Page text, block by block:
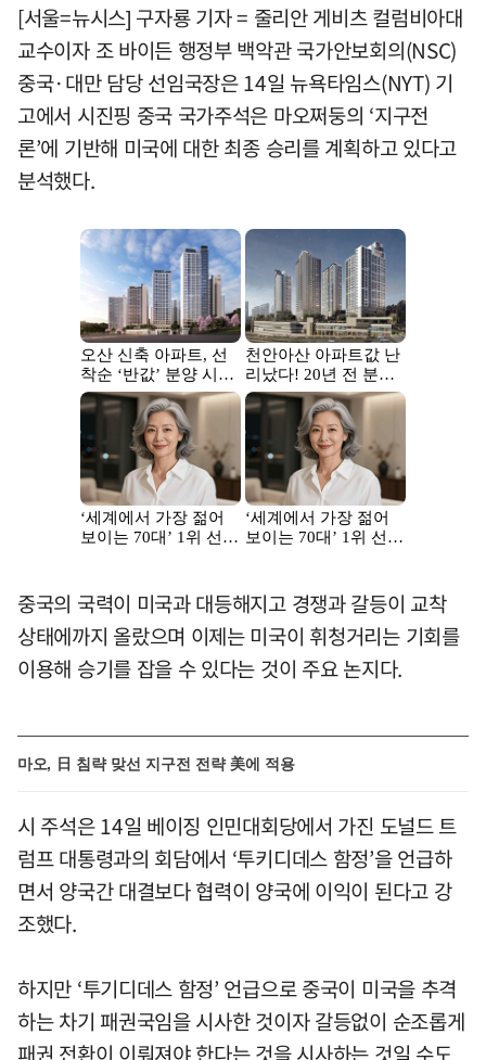
[서울=뉴시스] 구자룡 기자 = 줄리안 게비츠 컬럼비아대
교수이자 조 바이든 행정부 백악관 국가안보회의(NSC)
중국·대만 담당 선임국장은 14일 뉴욕타임스(NYT) 기
고에서 시진핑 중국 국가주석은 마오쩌둥의 ‘지구전
론’에 기반해 미국에 대한 최종 승리를 계획하고 있다고
분석했다.
중국의 국력이 미국과 대등해지고 경쟁과 갈등이 교착
상태에까지 올랐으며 이제는 미국이 휘청거리는 기회를
이용해 승기를 잡을 수 있다는 것이 주요 논지다.
마오, 日 침략 맞선 지구전 전략 美에 적용
시 주석은 14일 베이징 인민대회당에서 가진 도널드 트
럼프 대통령과의 회담에서 ‘투키디데스 함정’을 언급하
면서 양국간 대결보다 협력이 양국에 이익이 된다고 강
조했다.
하지만 ‘투기디데스 함정’ 언급으로 중국이 미국을 추격
하는 차기 패권국임을 시사한 것이자 갈등없이 순조롭게
패권 전환이 이뤄져야 한다는 것을 시사하는 것일 수도